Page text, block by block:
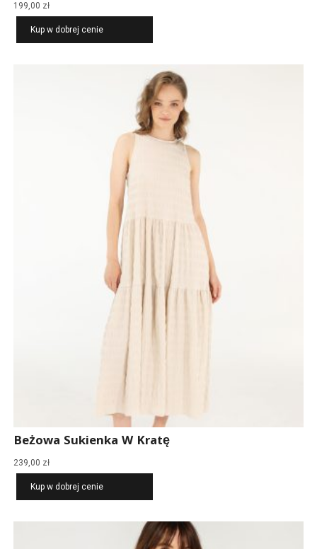
199,00 zł
Kup w dobrej cenie
Beżowa Sukienka W Kratę
239,00 zł
Kup w dobrej cenie